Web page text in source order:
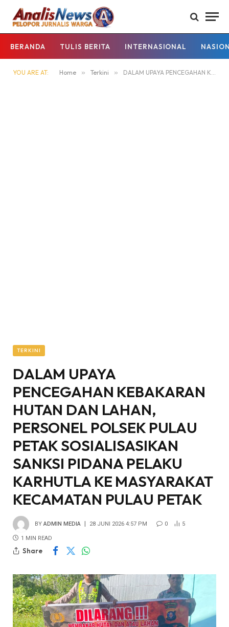
BERANDA TULIS BERITA INTERNASIONAL
YOU ARE AT: Home » Terkini » DALAM UPAYA PENCEGAHAN KEBAKARAN HUTAN DAN LAHAN, PERSONEL POLSEK PULAU PETAK SOSIALISASIKAN SANKSI PIDANA PELAKU KARHUTLA KE MASYARAKAT KECAMATAN PULAU PETAK
TERKINI
DALAM UPAYA
PENCEGAHAN KEBAKARAN
HUTAN DAN LAHAN,
PERSONEL POLSEK PULAU
PETAK SOSIALISASIKAN
SANKSI PIDANA PELAKU
KARHUTLA KE MASYARAKAT
KECAMATAN PULAU PETAK
BY ADMIN MEDIA 28 JUNI 2026 4:57 PM 0 5
1 MIN READ
Share